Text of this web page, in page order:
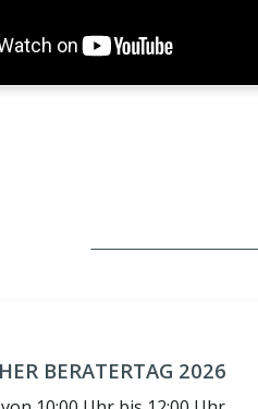
BERATERTAG 2026